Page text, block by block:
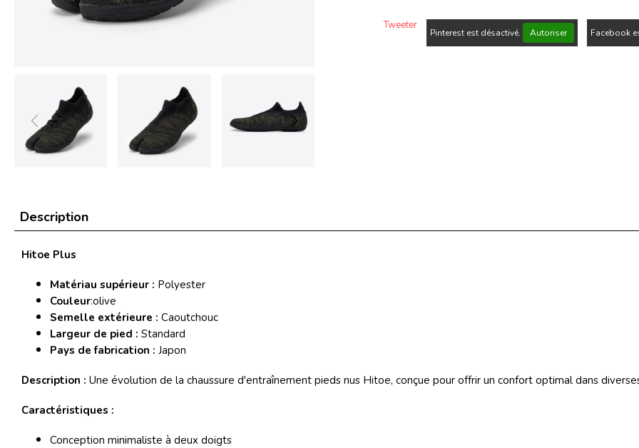
Tweeter
Pinterest est désactivé. Autoriser Facebook
Description
Hitoe Plus
Matériau supérieur : Polyester
Couleur:olive
Semelle extérieure : Caoutchouc
Largeur de pied : Standard
Pays de fabrication : Japon
Description : Une évolution de la chaussure d'entraînement pieds nus Hitoe, conçue pour offrir un confort optimal dans
Caractéristiques :
Conception minimaliste à deux doigts